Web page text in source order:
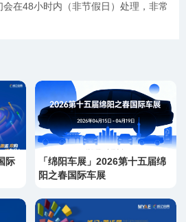
在48小时内（非节假日）处理，非常
际
「绵阳车展」2026第十五届绵
阳之春国际车展